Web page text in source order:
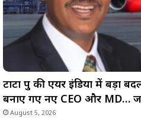
टाटा ग्रुप की एयर इंडिया में बड़ा
बनाए गए नए CEO और MD…
August 5, 2026